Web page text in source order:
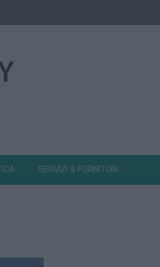
SERVIZI & FORNITORI